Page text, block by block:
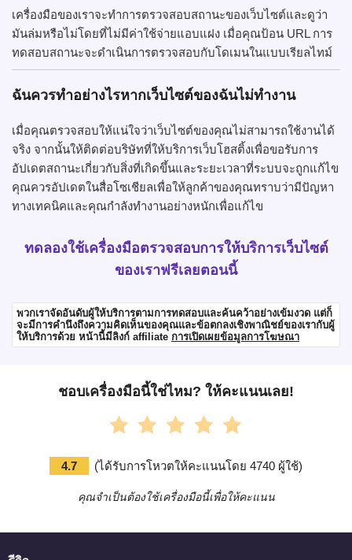
เครื่องมือของเราจะทำการตรวจสอบสถานะของเว็บไซต์และดูว่า
มันล่มหรือไม่โดยที่ไม่มีค่าใช้จ่ายแอบแฝง เมื่อคุณป้อน URL การ
ทดสอบสถานะจะดำเนินการตรวจสอบกับโดเมนในแบบเรียลไทม์
ฉันควรทำอย่างไรหากเว็บไซต์ของฉันไม่ทำงาน
เมื่อคุณตรวจสอบให้แน่ใจว่าเว็บไซต์ของคุณไม่สามารถใช้งานได้
จริง จากนั้นให้ติดต่อบริษัทที่ให้บริการเว็บโฮสติ้งเพื่อขอรับการ
อัปเดตสถานะเกี่ยวกับสิ่งที่เกิดขึ้นและระยะเวลาที่ระบบจะถูกแก้ไข
คุณควรอัปเดตในสื่อโซเชียลเพื่อให้ลูกค้าของคุณทราบว่ามีปัญหา
ทางเทคนิคและคุณกำลังทำงานอย่างหนักเพื่อแก้ไข
ทดลองใช้เครื่องมือตรวจสอบการให้บริการเว็บไซต์
ของเราฟรีเลยตอนนี้
พวกเราจัดอันดับผู้ให้บริการตามการทดสอบและค้นคว้าอย่างเข้มงวด แต่ก็
จะมีการคำนึงถึงความคิดเห็นของคุณและข้อตกลงเชิงพาณิชย์ของเรากับผู้
ให้บริการด้วย หน้านี้มีลิงก์ affiliate การเปิดเผยข้อมูลการโฆษณา
ชอบเครื่องมือนี้ใช่ไหม? ให้คะแนนเลย!
4.7 (ได้รับการโหวตให้คะแนนโดย 4740 ผู้ใช้)
คุณจำเป็นต้องใช้เครื่องมือนี้เพื่อให้คะแนน